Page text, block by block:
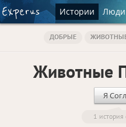
Истории Люди
ДОБРЫЕ
Животные
Я
1 история